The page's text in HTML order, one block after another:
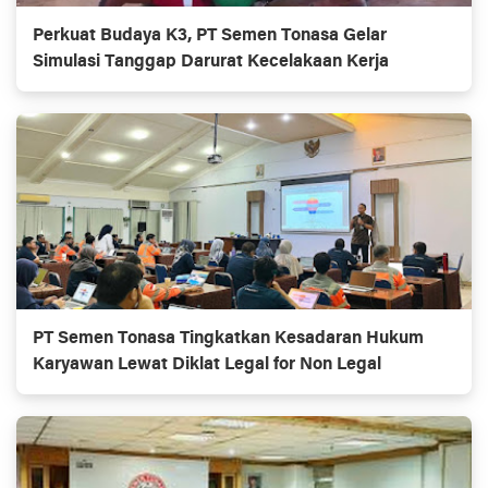
Perkuat Budaya K3, PT Semen Tonasa Gelar
Simulasi Tanggap Darurat Kecelakaan Kerja
PT Semen Tonasa Tingkatkan Kesadaran Hukum
Karyawan Lewat Diklat Legal for Non Legal